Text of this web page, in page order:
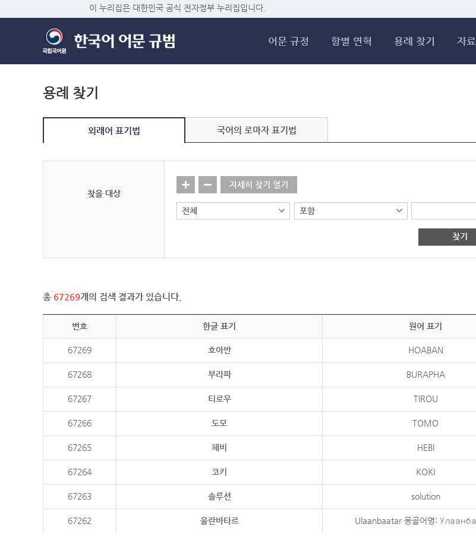
이 누리집은 대한민국 공식 전자정부 누리집입니다.
어문 규정 항별 연혁 용례 찾기 자
용례 찾기
외래어 표기법 국어의 로마자 표기법
찾을 대상
자세히 찾기 열기
찾기
총 67269개의 검색 결과가 있습니다.
번호 한글 표기 원어 표기
67269 호아반 HOABAN
67268 부라파 BURAPHA
67267 티로우 TIROU
67266 도모 TOMO
67265 헤비 HEBI
67264 코키 KOKI
67263 솔루션 solution
67262 울란바타르 Ulaanbaatar 몽골어명: